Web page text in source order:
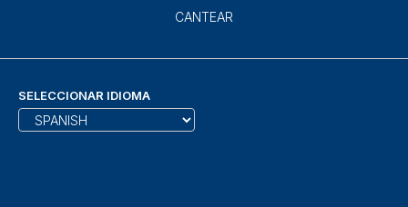
CANTEAR
SELECCIONAR IDIOMA